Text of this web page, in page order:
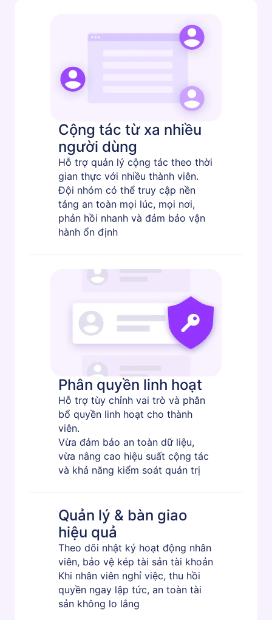
Cộng tác từ xa nhiều
người dùng
Hỗ trợ quản lý cộng tác theo thời
gian thực với nhiều thành viên.
Đội nhóm có thể truy cập nền
tảng an toàn mọi lúc, mọi nơi,
phản hồi nhanh và đảm bảo vận
hành ổn định
Phân quyền linh hoạt
Hỗ trợ tùy chỉnh vai trò và phân
bổ quyền linh hoạt cho thành
viên.
Vừa đảm bảo an toàn dữ liệu,
vừa nâng cao hiệu suất cộng tác
và khả năng kiểm soát quản trị
Quản lý & bàn giao
hiệu quả
Theo dõi nhật ký hoạt động nhân
viên, bảo vệ kép tài sản tài khoản
Khi nhân viên nghỉ việc, thu hồi
quyền ngay lập tức, an toàn tài
sản không lo lắng